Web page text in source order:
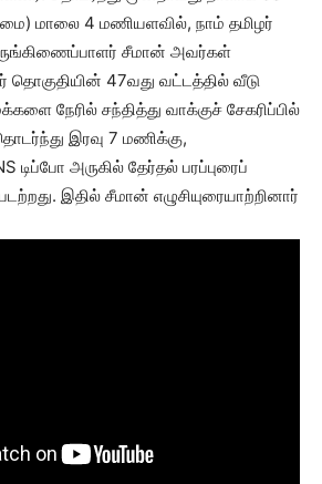
மாலை 4 மணியளவில், நாம் தமிழர்
சீமான் அவர்கள்
தொகுதியின் 47வது வட்டத்தில் வீடு
நேரில் சந்தித்து வாக்குச் சேகரிப்பில்
இரவு 7 மணிக்கு,
டிப்போ அருகில் தேர்தல் பரப்புரைப்
இதில் சீமான் எழுசியுரையாற்றினார்